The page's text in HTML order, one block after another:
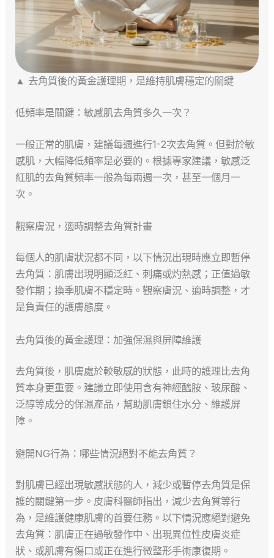
▲ 去角質後的黃金護理期，是維持肌膚穩定的關鍵
低頻率是關鍵：敏感肌去角質多久一次？
一般正常的肌膚，建議每週進行1-2次去角質。但對於敏
感肌，大幅降低頻率是必要的。根據專家建議，敏感泛
紅肌的去角質頻率一般為每兩週一次，甚至一個月一
次。
觀察膚況，適時調整去角質計畫
每個人的肌膚狀況都不同，以下情況出現時應立即暫停
去角質：肌膚出現明顯泛紅、刺痛或灼熱感；正值過敏
發作期；換季肌膚不穩定時。觀察膚況、適時調整，才
是負責任的護膚態度。
去角質後的黃金護理：加強保濕與屏障維護
去角質後，肌膚處於較敏感的狀態，此時的護理比去角
質本身更重要。建議立即使用含有神經醯胺、玻尿酸、
泛醇等成分的保濕產品，幫助肌膚鎖住水分、維護屏
障。
避開NG行為：哪些情況絕對不能去角質？
對肌膚已經出現敏感狀態的人，減少或暫停去角質是保
護的關鍵第一步。皮膚科醫師指出，減少去角質等行
為，是維護健康肌膚的首要任務。以下情況應絕對避免
去角質：肌膚正在過敏發作中、出現異位性皮膚炎症
狀、或肌膚有傷口或正在進行微整形手術康復期。